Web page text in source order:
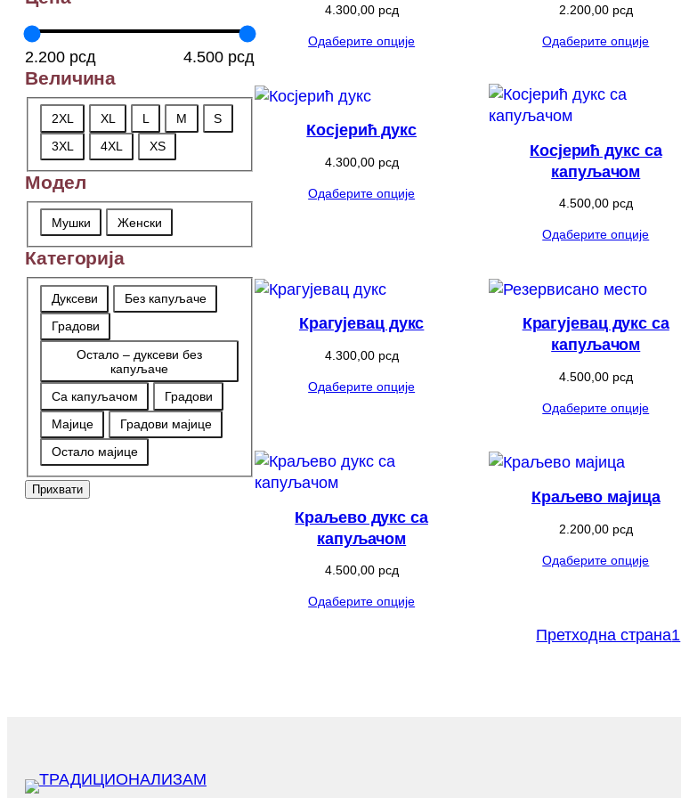
2.200 рсд 4.500 рсд
Величина
Величина
2XL XL L M
S
3XL
4XL XS
Модел
Модел
Мушки Женски
Категорија
Категорија
Дуксеви
Без капуљаче
Градови
Остало – дуксеви без
капуљаче
Са капуљачом
Градови
Мајице
Градови мајице
Остало мајице
Прихвати
4.300,00 рсд
Одаберите опције
2.200,00 рсд
Одаберите опције
Косјерић дукс
4.300,00 рсд
Одаберите опције
Косјерић дукс са
капуљачом
4.500,00 рсд
Одаберите опције
Крагујевац дукс
4.300,00 рсд
Одаберите опције
Крагујевац дукс са
капуљачом
4.500,00 рсд
Одаберите опције
Краљево дукс са
капуљачом
4.500,00 рсд
Одаберите опције
Краљево мајица
2.200,00 рсд
Одаберите опције
Претходна страна1